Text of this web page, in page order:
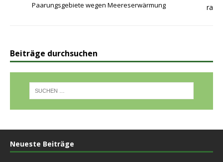
Paarungsgebiete wegen Meereserwärmung
Beiträge durchsuchen
Neueste Beiträge